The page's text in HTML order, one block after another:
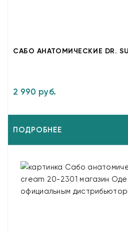
САБО АНАТОМИЧЕСКИЕ DR.
2 990 руб.
ПОДРОБНЕЕ